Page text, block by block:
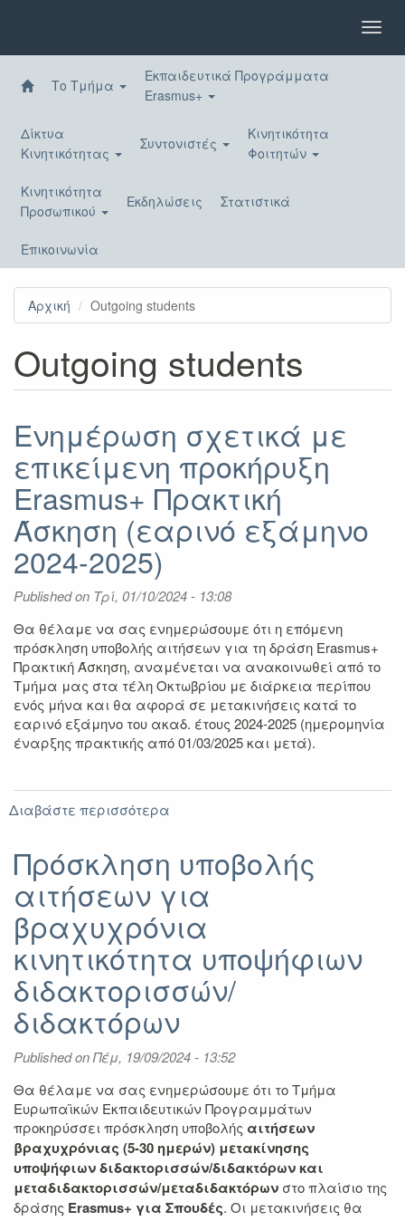
περιεχόμενο
Το Τμήμα
Εκπαιδευτικά Προγράμματα
Erasmus+
Δίκτυα
Κινητικότητας
Συντονιστές
Κινητικότητα
Φοιτητών
Κινητικότητα
Προσωπικού
Εκδηλώσεις Στατιστικά
Επικοινωνία
Αρχική Outgoing students
Outgoing students
Ενημέρωση σχετικά με
επικείμενη προκήρυξη
Erasmus+ Πρακτική
Άσκηση (εαρινό εξάμηνο
2024-2025)
Published on Τρί, 01/10/2024 - 13:08
Θα θέλαμε να σας ενημερώσουμε ότι η επόμενη
πρόσκληση υποβολής αιτήσεων για τη δράση Erasmus+
Πρακτική Άσκηση, αναμένεται να ανακοινωθεί από το
Τμήμα μας στα τέλη Οκτωβρίου με διάρκεια περίπου
ενός μήνα και θα αφορά σε μετακινήσεις κατά το
εαρινό εξάμηνο του ακαδ. έτους 2024-2025 (ημερομηνία
έναρξης πρακτικής από 01/03/2025 και μετά).
Διαβάστε περισσότερα
με
επικείμενη
προκήρυξη
Erasmus+
Πρακτική
Άσκηση
(εαρινό
εξάμηνο
2024-
2025)
Πρόσκληση υποβολής
αιτήσεων για
βραχυχρόνια
κινητικότητα υποψήφιων
διδακτορισσών/
διδακτόρων
Published onΠέμ, 19/09/2024 - 13:52
Θα θέλαμε να σας ενημερώσουμε ότι το Τμήμα
Ευρωπαϊκών Εκπαιδευτικών Προγραμμάτων
προκηρύσσει πρόσκληση υποβολής αιτήσεων
βραχυχρόνιας (5-30 ημερών) μετακίνησης
υποψήφιων διδακτορισσών/διδακτόρων και
μεταδιδακτορισσών/μεταδιδακτόρων στο πλαίσιο της
δράσης Erasmus+ για Σπουδές. Οι μετακινήσεις θα